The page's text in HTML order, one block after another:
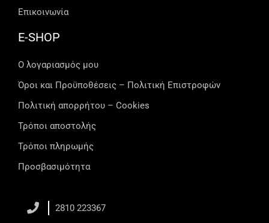
Επικοινωνία
E-SHOP
Ο λογαριασμός μου
Όροι και Προϋποθέσεις – Πολιτική Επιστροφών
Πολιτική απορρήτου – Cookies
Τρόποι αποστολής
Τρόποι πληρωμής
Προσβασιμότητα
2810 223367